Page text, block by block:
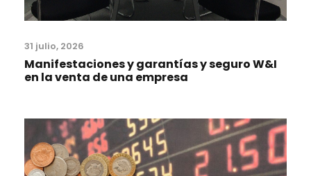
31 julio, 2026
Manifestaciones y garantías y seguro W&I
en la venta de una empresa